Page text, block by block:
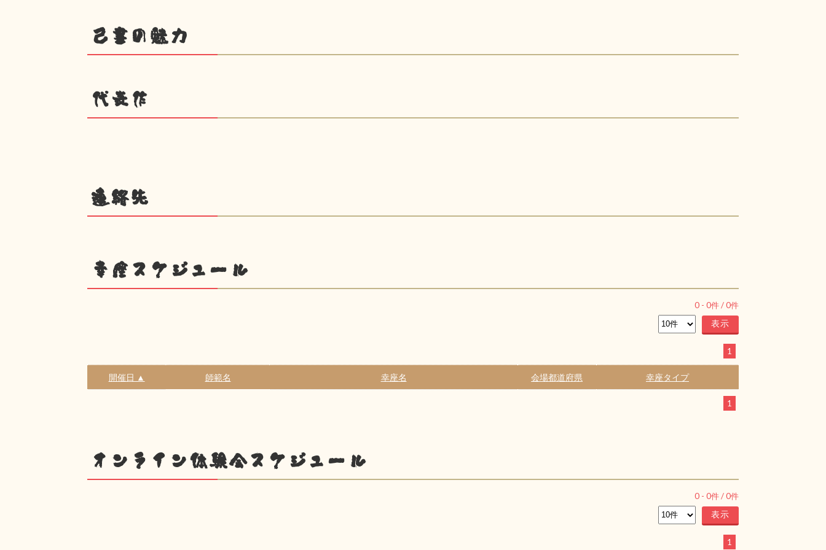
己書の魅力
代表作
連絡先
幸座スケジュール
0 - 0件 /0件
1
開催日 ▲ 師範名 幸座名 会場都道府県 幸座タイプ
1
オンライン体験会スケジュール
0 - 0件 /0件
1